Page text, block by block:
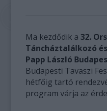
Ma kezdődik a32.
Táncháztalálkozó
Papp László
Budapesti Tavaszi
hétfőig tartó
program várja az